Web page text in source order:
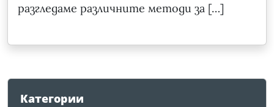
разгледаме различните методи за […]
Категории